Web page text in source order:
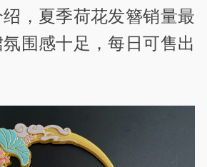
，夏季荷花发簪销量最
围感十足，每日可售出